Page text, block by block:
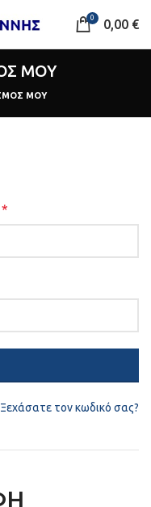
0 0,00 €
ΜΟΥ
ΜΟΥ
*
Ξεχάσατε τον κωδικό σας?